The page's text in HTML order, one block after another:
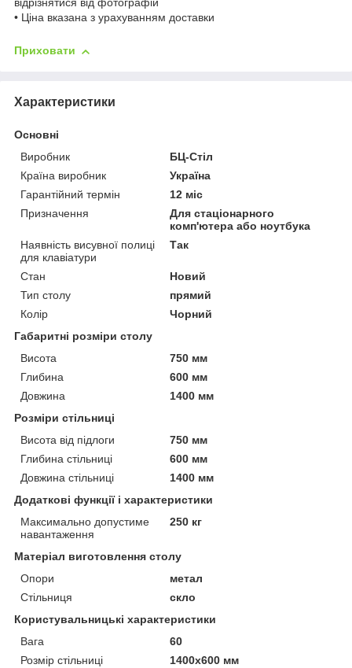
відрізнятися від фотографій
• Ціна вказана з урахуванням доставки
Приховати
Характеристики
Основні
Виробник
БЦ-Стіл
Країна виробник
Україна
Гарантійний термін
12 міс
Призначення
Для стаціонарного
комп'ютера або ноутбука
Наявність висувної полиці
для клавіатури
Так
Стан
Новий
Тип столу
прямий
Колір
Чорний
Габаритні розміри столу
Висота
750 мм
Глибина
600 мм
Довжина
1400 мм
Розміри стільниці
Висота від підлоги
750 мм
Глибина стільниці
600 мм
Довжина стільниці
1400 мм
Додаткові функції і характеристики
Максимально допустиме
навантаження
250 кг
Матеріал виготовлення столу
Опори
метал
Стільниця
скло
Користувальницькі характеристики
Вага
60
Розмір стільниці
1400х600 мм